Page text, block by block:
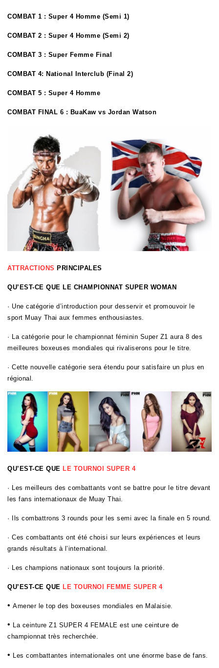
COMBAT 1 : Super 4 Homme (Semi 1)
COMBAT 2 : Super 4 Homme (Semi 2)
COMBAT 3 : Super Femme Final
COMBAT 4: National Interclub (Final 2)
COMBAT 5 : Super 4 Homme
COMBAT FINAL 6 : BuaKaw vs Jordan Watson
ATTRACTIONS PRINCIPALES
QU’EST-CE QUE LE CHAMPIONNAT SUPER WOMAN
· Une catégorie d’introduction pour desservir et promouvoir le
sport Muay Thai aux femmes enthousiastes.
· La catégorie pour le championnat féminin Super Z1 aura 8 des
meilleures boxeuses mondiales qui rivaliserons pour le titre.
· Cette nouvelle catégorie sera étendu pour satisfaire un plus en
régional.
QU’EST-CE QUE LE TOURNOI SUPER 4
· Les meilleurs des combattants vont se battre pour le titre devant
les fans internationaux de Muay Thai.
· Ils combattrons 3 rounds pour les semi avec la finale en 5 round.
· Ces combattants ont été choisi sur leurs expériences et leurs
grands résultats à l’international.
· Les champions nationaux sont toujours la priorité.
QU’EST-CE QUE LE TOURNOI FEMME SUPER 4
• Amener le top des boxeuses mondiales en Malaisie.
• La ceinture Z1 SUPER 4 FEMALE est une ceinture de
championnat très recherchée.
• Les combattantes internationales ont une énorme base de fans.